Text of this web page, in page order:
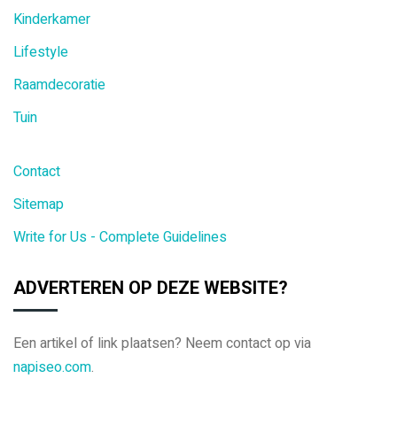
Kinderkamer
Lifestyle
Raamdecoratie
Tuin
Contact
Sitemap
Write for Us - Complete Guidelines
ADVERTEREN OP DEZE WEBSITE?
Een artikel of link plaatsen? Neem contact op via
napiseo.com.